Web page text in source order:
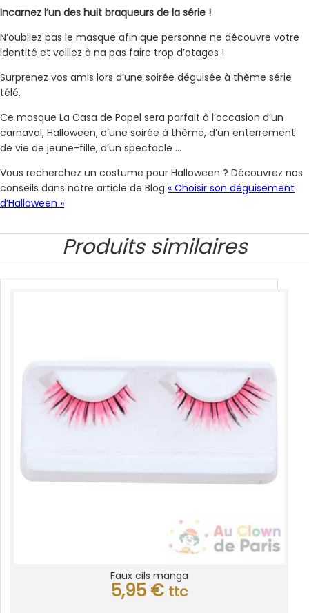
Incarnez l’un des huit braqueurs de la série !
N’oubliez pas le masque afin que personne ne découvre votre
identité et veillez à na pas faire trop d’otages !
Surprenez vos amis lors d’une soirée déguisée à thème série
télé.
Ce masque La Casa de Papel sera parfait à l’occasion d’un
carnaval, Halloween, d’une soirée à thème, d’un enterrement
de vie de jeune-fille, d’un spectacle …
Vous recherchez un costume pour Halloween ? Découvrez nos
conseils dans notre article de Blog « Choisir son déguisement
d’Halloween »
Produits similaires
Faux cils manga
5,95 € ttc